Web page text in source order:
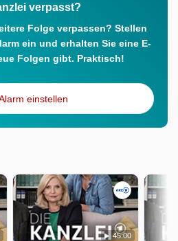
verpasst?
Folge verpassen? Stellen
ein und erhalten Sie eine E-
Folgen gibt. Praktisch!
einstellen
45:00